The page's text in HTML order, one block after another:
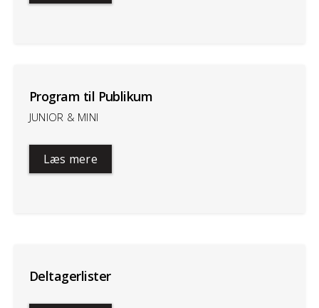
Program til Publikum
JUNIOR & MINI
Læs mere
Deltagerlister